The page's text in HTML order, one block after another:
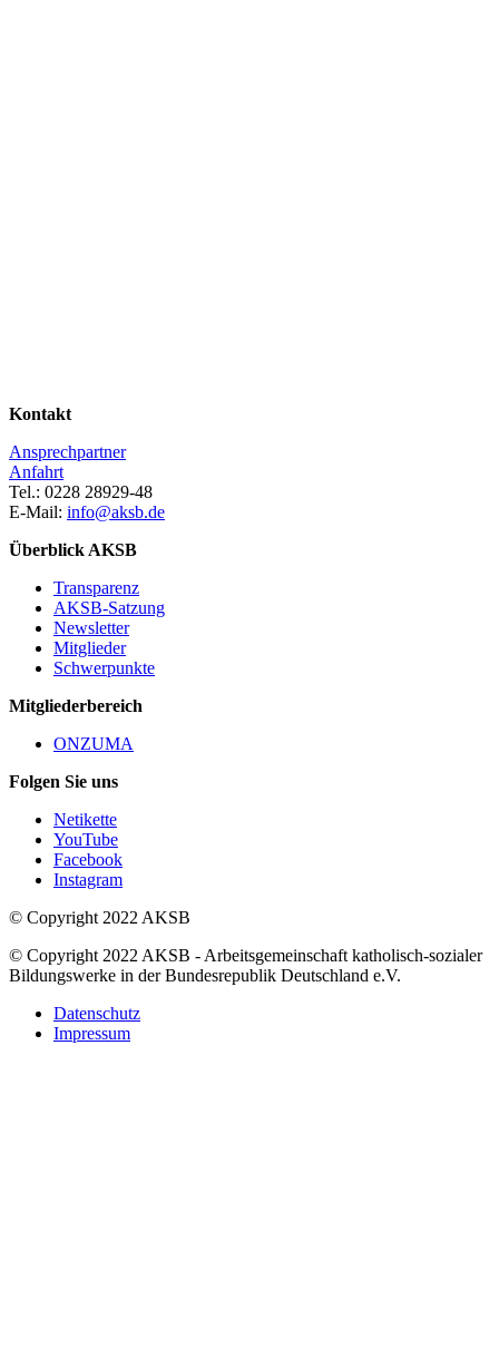
Kontakt
Ansprechpartner
Anfahrt
Tel.: 0228 28929-48
E-Mail: info@aksb.de
Überblick AKSB
Transparenz
AKSB-Satzung
Newsletter
Mitglieder
Schwerpunkte
Mitgliederbereich
ONZUMA
Folgen Sie uns
Netikette
YouTube
Facebook
Instagram
© Copyright 2022 AKSB
© Copyright 2022 AKSB - Arbeitsgemeinschaft katholisch-sozialer
Bildungswerke in der Bundesrepublik Deutschland e.V.
Datenschutz
Impressum